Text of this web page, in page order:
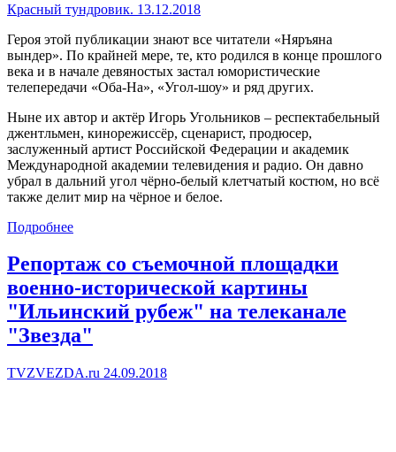
Красный тундровик. 13.12.2018
Героя этой публикации знают все читатели «Няръяна
вындер». По крайней мере, те, кто родился в конце прошлого
века и в начале девяностых застал юмористические
телепередачи «Оба-На», «Угол-шоу» и ряд других.
Ныне их автор и актёр Игорь Угольников – респектабельный
джентльмен, кинорежиссёр, сценарист, продюсер,
заслуженный артист Российской Федерации и академик
Международной академии телевидения и радио. Он давно
убрал в дальний угол чёрно-белый клетчатый костюм, но всё
также делит мир на чёрное и белое.
Подробнее
Репортаж со съемочной площадки
военно-исторической картины
"Ильинский рубеж" на телеканале
"Звезда"
TVZVEZDA.ru 24.09.2018